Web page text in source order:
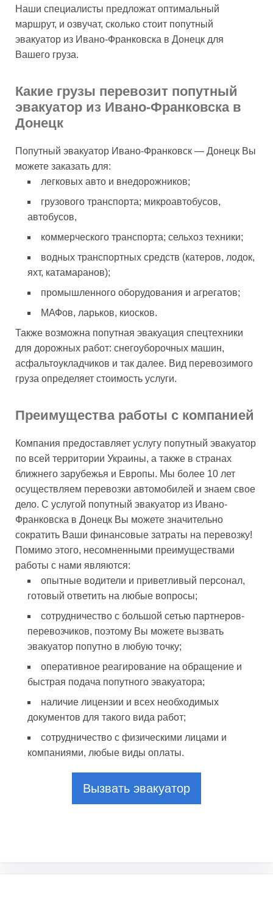
Наши специалисты предложат оптимальный
маршрут, и озвучат, сколько стоит попутный
эвакуатор из Ивано-Франковска в Донецк для
Вашего груза.
Какие грузы перевозит попутный
эвакуатор из Ивано-Франковска в
Донецк
Попутный эвакуатор Ивано-Франковск — Донецк Вы
можете заказать для:
легковых авто и внедорожников;
грузового транспорта; микроавтобусов,
автобусов,
коммерческого транспорта; сельхоз техники;
водных транспортных средств (катеров, лодок,
яхт, катамаранов);
промышленного оборудования и агрегатов;
МАФов, ларьков, киосков.
Также возможна попутная эвакуация спецтехники
для дорожных работ: снегоуборочных машин,
асфальтоукладчиков и так далее. Вид перевозимого
груза определяет стоимость услуги.
Преимущества работы с компанией
Компания предоставляет услугу попутный эвакуатор
по всей территории Украины, а также в странах
ближнего зарубежья и Европы. Мы более 10 лет
осуществляем перевозки автомобилей и знаем свое
дело. С услугой попутный эвакуатор из Ивано-
Франковска в Донецк Вы можете значительно
сократить Ваши финансовые затраты на перевозку!
Помимо этого, несомненными преимуществами
работы с нами являются:
опытные водители и приветливый персонал,
готовый ответить на любые вопросы;
сотрудничество с большой сетью партнеров-
перевозчиков, поэтому Вы можете вызвать
эвакуатор попутно в любую точку;
оперативное реагирование на обращение и
быстрая подача попутного эвакуатора;
наличие лицензии и всех необходимых
документов для такого вида работ;
сотрудничество с физическими лицами и
компаниями, любые виды оплаты.
Вызвать эвакуатор